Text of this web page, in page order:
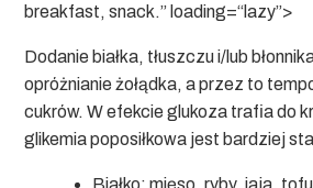
breakfast, snack.” loading=“lazy”>
Dodanie białka, tłuszczu i/lub
opróżnianie żołądka, a przez to
cukrów. W efekcie glukoza trafia do
glikemia poposiłkowa jest bardziej
Białko: mięso, ryby, jaja,